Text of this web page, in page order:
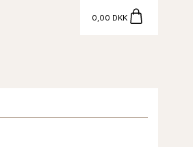
0,00 DKK